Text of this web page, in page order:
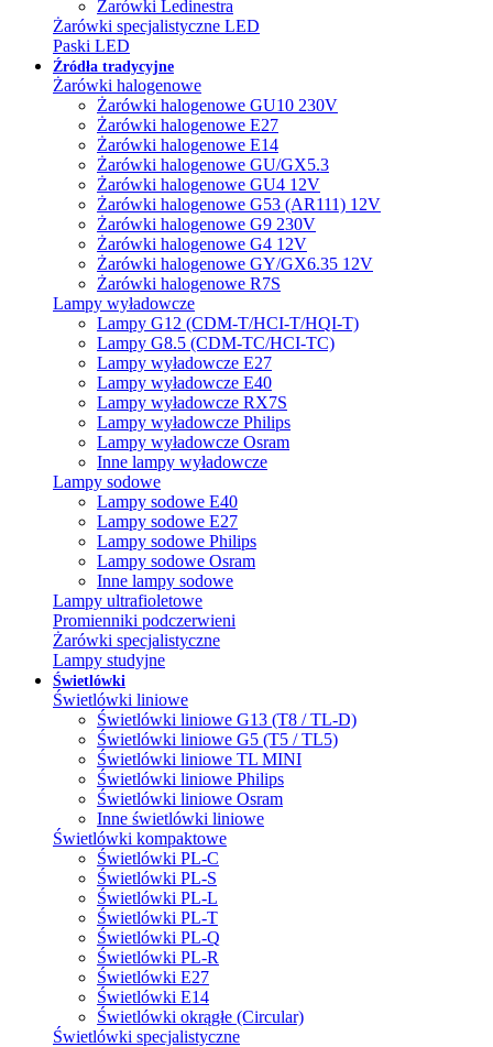
Żarówki Ledinestra
Żarówki specjalistyczne LED
Paski LED
Źródła tradycyjne
Żarówki halogenowe
Żarówki halogenowe GU10 230V
Żarówki halogenowe E27
Żarówki halogenowe E14
Żarówki halogenowe GU/GX5.3
Żarówki halogenowe GU4 12V
Żarówki halogenowe G53 (AR111) 12V
Żarówki halogenowe G9 230V
Żarówki halogenowe G4 12V
Żarówki halogenowe GY/GX6.35 12V
Żarówki halogenowe R7S
Lampy wyładowcze
Lampy G12 (CDM-T/HCI-T/HQI-T)
Lampy G8.5 (CDM-TC/HCI-TC)
Lampy wyładowcze E27
Lampy wyładowcze E40
Lampy wyładowcze RX7S
Lampy wyładowcze Philips
Lampy wyładowcze Osram
Inne lampy wyładowcze
Lampy sodowe
Lampy sodowe E40
Lampy sodowe E27
Lampy sodowe Philips
Lampy sodowe Osram
Inne lampy sodowe
Lampy ultrafioletowe
Promienniki podczerwieni
Żarówki specjalistyczne
Lampy studyjne
Świetlówki
Świetlówki liniowe
Świetlówki liniowe G13 (T8 / TL-D)
Świetlówki liniowe G5 (T5 / TL5)
Świetlówki liniowe TL MINI
Świetlówki liniowe Philips
Świetlówki liniowe Osram
Inne świetlówki liniowe
Świetlówki kompaktowe
Świetlówki PL-C
Świetlówki PL-S
Świetlówki PL-L
Świetlówki PL-T
Świetlówki PL-Q
Świetlówki PL-R
Świetlówki E27
Świetlówki E14
Świetlówki okrągłe (Circular)
Świetlówki specjalistyczne